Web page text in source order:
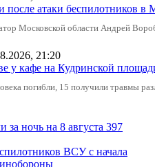
после атаки беспилотников в
Московской области Андрей
21:20
у кафе на Кудринской
погибли, 15 получили травмы
ночь на 8 августа 397
ВСУ с начала